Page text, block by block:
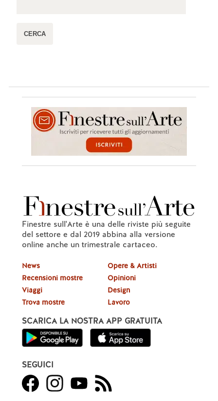
Finestre sull'Arte è una delle riviste più seguite
del settore e dal 2019 abbina alla versione
online anche un trimestrale cartaceo.
News
Recensioni mostre
Viaggi
Trova mostre
Opere & Artisti
Opinioni
Design
Lavoro
SCARICA LA NOSTRA APP GRATUITA
SEGUICI